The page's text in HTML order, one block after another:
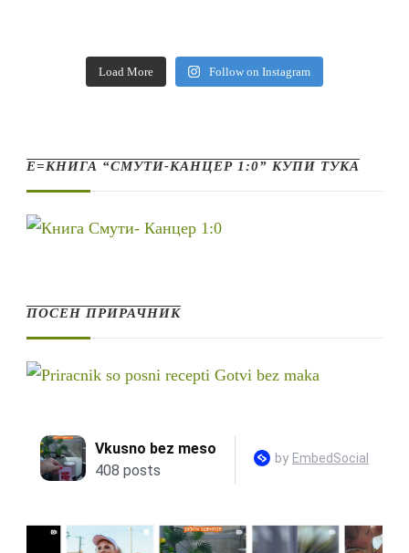
Load More Follow on Instagram
Е=КНИГА “СМУТИ-КАНЦЕР 1:0” КУПИ ТУКА
ПОСЕН ПРИРАЧНИК